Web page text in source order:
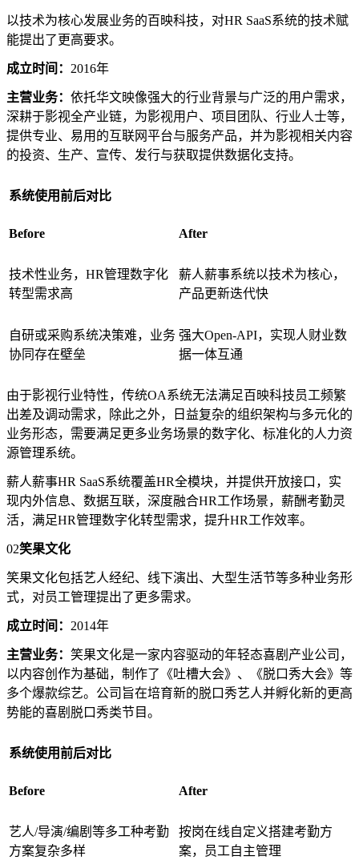
以技术为核心发展业务的百映科技，对HR SaaS系统的技术赋
能提出了更高要求。
成立时间： 2016年
主营业务： 依托华文映像强大的行业背景与广泛的用户需求，
深耕于影视全产业链，为影视用户、项目团队、行业人士等，
提供专业、易用的互联网平台与服务产品，并为影视相关内容
的投资、生产、宣传、发行与获取提供数据化支持。
系统使用前后对比
Before After
技术性业务，HR管理数字化
转型需求高
薪人薪事系统以技术为核心，
产品更新迭代快
自研或采购系统决策难，业务
协同存在壁垒
强大Open-API，实现人财业数
据一体互通
由于影视行业特性，传统OA系统无法满足百映科技员工频繁
出差及调动需求，除此之外，日益复杂的组织架构与多元化的
业务形态，需要满足更多业务场景的数字化、标准化的人力资
源管理系统。
薪人薪事HR SaaS系统覆盖HR全模块，并提供开放接口，实
现内外信息、数据互联，深度融合HR工作场景，薪酬考勤灵
活，满足HR管理数字化转型需求，提升HR工作效率。
02笑果文化
笑果文化包括艺人经纪、线下演出、大型生活节等多种业务形
式，对员工管理提出了更多需求。
成立时间： 2014年
主营业务： 笑果文化是一家内容驱动的年轻态喜剧产业公司，
以内容创作为基础，制作了《吐槽大会》、《脱口秀大会》等
多个爆款综艺。公司旨在培育新的脱口秀艺人并孵化新的更高
势能的喜剧脱口秀类节目。
系统使用前后对比
Before After
艺人/导演/编剧等多工种考勤
方案复杂多样
按岗在线自定义搭建考勤方
案，员工自主管理